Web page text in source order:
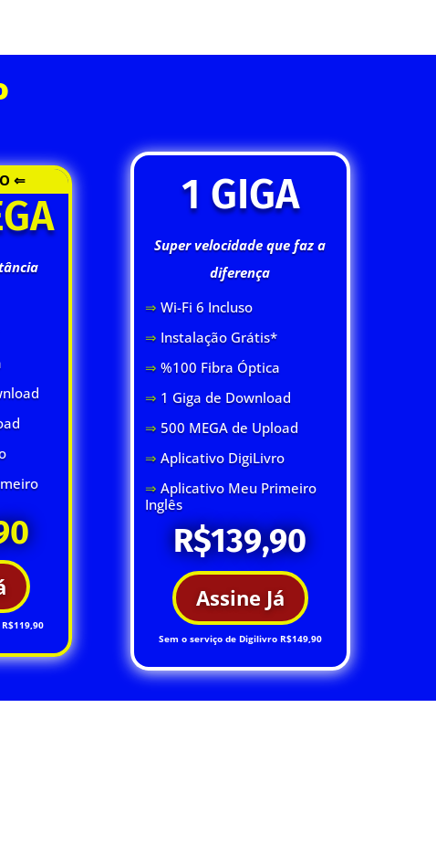
⇐ 1 GIGA
Super velocidade que faz a
diferença
⇒ Wi-Fi 6 Incluso
⇒ Instalação Grátis*
⇒ %100 Fibra Óptica
⇒ 1 Giga de Download
⇒ 500 MEGA de Upload
⇒ Aplicativo DigiLivro
⇒ Aplicativo Meu Primeiro
Inglês
R$139,90
Assine Já
Sem o serviço de Digilivro R$149,90